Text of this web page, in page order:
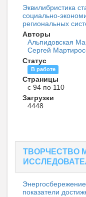
Эквилибристика
социально-
региональных
Авторы
Альпидовская
Сергей
Статус
В работе
Страницы
с 94 по 110
Загрузки
4448
ТВОРЧЕСТВО
показатели